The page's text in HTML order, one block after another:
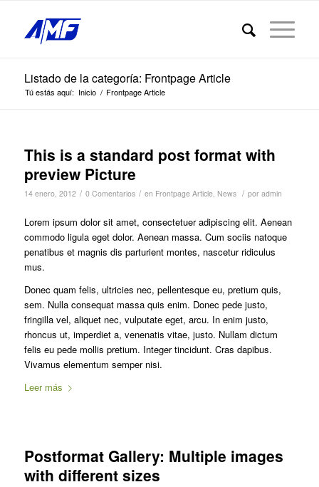
Listado de la categoría: Frontpage Article
Tú estás aquí: Inicio / Frontpage Article
This is a standard post format with
preview Picture
14 enero, 2012 / 0 Comentarios / en Frontpage Article, News / por admin
Lorem ipsum dolor sit amet, consectetuer adipiscing elit. Aenean
commodo ligula eget dolor. Aenean massa. Cum sociis natoque
penatibus et magnis dis parturient montes, nascetur ridiculus
mus.
Donec quam felis, ultricies nec, pellentesque eu, pretium quis,
sem. Nulla consequat massa quis enim. Donec pede justo,
fringilla vel, aliquet nec, vulputate eget, arcu. In enim justo,
rhoncus ut, imperdiet a, venenatis vitae, justo. Nullam dictum
felis eu pede mollis pretium. Integer tincidunt. Cras dapibus.
Vivamus elementum semper nisi.
Leer más
Postformat Gallery: Multiple images
with different sizes